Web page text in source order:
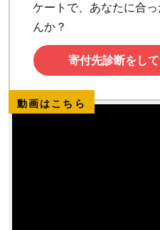
ケートで、あなたに合
んか？
寄付先診断をし
動画はこちら